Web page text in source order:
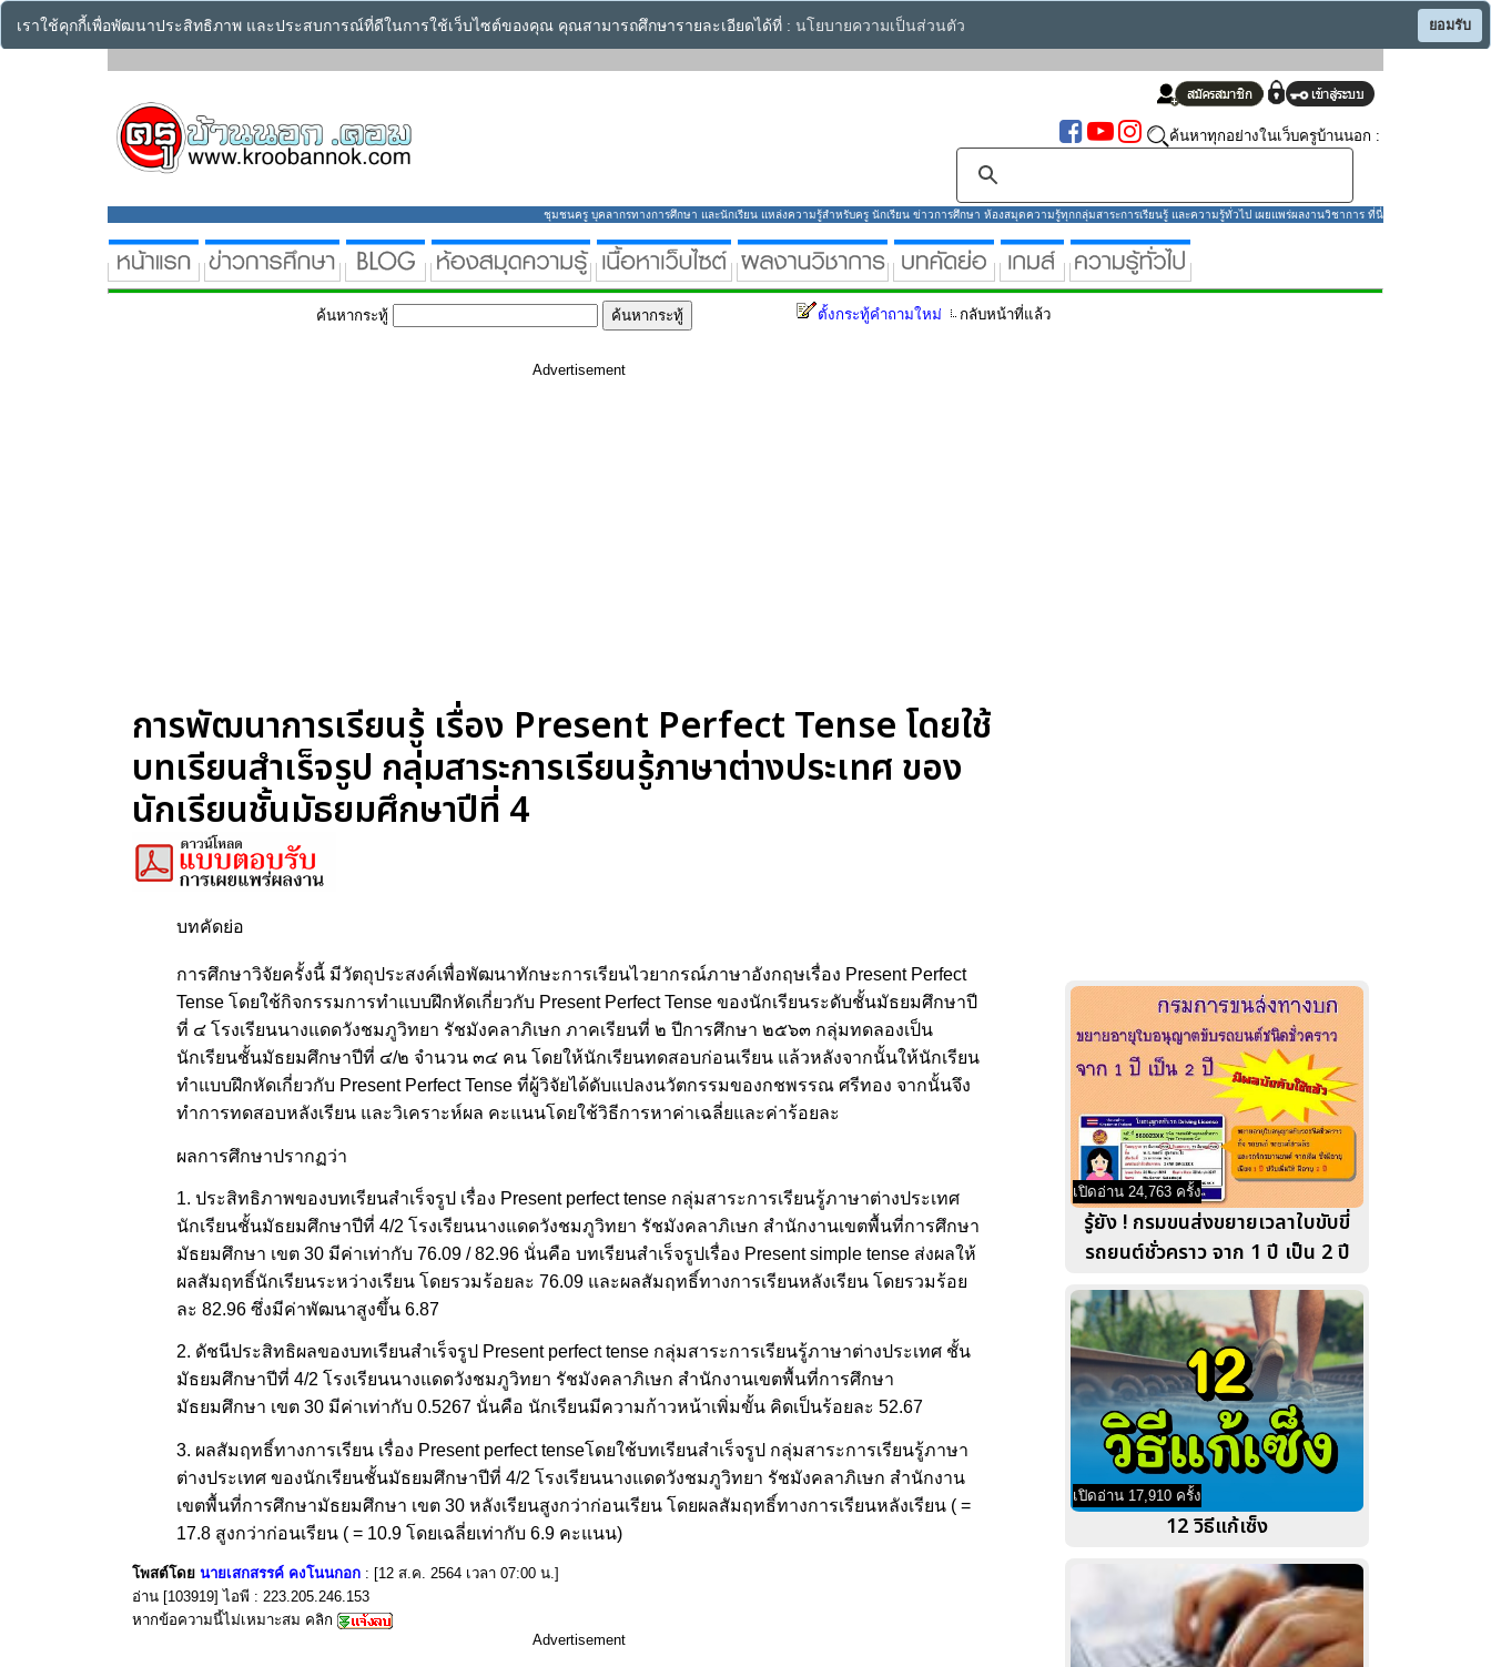
เราใช้คุกกี้เพื่อพัฒนาประสิทธิภาพ และประสบการณ์ที่ดีในการใช้เว็บไซต์ของคุณ คุณสามารถศึกษารายละเอียดได้ที่ : นโยบายความเป็นส่วนตัว ยอมรับ
ค้นหาทุกอย่างในเว็บครูบ้านนอก :
ชุมชนครู บุคลากรทางการศึกษา และนักเรียน แหล่งความรู้สำหรับครู นักเรียน ข่าวการศึกษา ห้องสมุดความรู้ทุกกลุ่มสาระการเรียนรู้ และความรู้ทั่วไป เผยแพร่ผลงานวิชาการ ที่นี่
ค้นหากระทู้ ตั้งกระทู้คำถามใหม่ กลับหน้าที่แล้ว
Advertisement
การพัฒนาการเรียนรู้ เรื่อง Present Perfect Tense โดยใช้
บทเรียนสำเร็จรูป กลุ่มสาระการเรียนรู้ภาษาต่างประเทศ ของ
นักเรียนชั้นมัธยมศึกษาปีที่ 4
บทคัดย่อ
การศึกษาวิจัยครั้งนี้ มีวัตถุประสงค์เพื่อพัฒนาทักษะการเรียนไวยากรณ์ภาษาอังกฤษเรื่อง Present Perfect
Tense โดยใช้กิจกรรมการทำแบบฝึกหัดเกี่ยวกับ Present Perfect Tense ของนักเรียนระดับชั้นมัธยมศึกษาปี
ที่ ๔ โรงเรียนนางแดดวังชมภูวิทยา รัชมังคลาภิเษก ภาคเรียนที่ ๒ ปีการศึกษา ๒๕๖๓ กลุ่มทดลองเป็น
นักเรียนชั้นมัธยมศึกษาปีที่ ๔/๒ จำนวน ๓๔ คน โดยให้นักเรียนทดสอบก่อนเรียน แล้วหลังจากนั้นให้นักเรียน
ทำแบบฝึกหัดเกี่ยวกับ Present Perfect Tense ที่ผู้วิจัยได้ดับแปลงนวัตกรรมของกชพรรณ ศรีทอง จากนั้นจึง
ทำการทดสอบหลังเรียน และวิเคราะห์ผล คะแนนโดยใช้วิธีการหาค่าเฉลี่ยและค่าร้อยละ
ผลการศึกษาปรากฏว่า
1. ประสิทธิภาพของบทเรียนสำเร็จรูป เรื่อง Present perfect tense กลุ่มสาระการเรียนรู้ภาษาต่างประเทศ
นักเรียนชั้นมัธยมศึกษาปีที่ 4/2 โรงเรียนนางแดดวังชมภูวิทยา รัชมังคลาภิเษก สำนักงานเขตพื้นที่การศึกษา
มัธยมศึกษา เขต 30 มีค่าเท่ากับ 76.09 / 82.96 นั่นคือ บทเรียนสำเร็จรูปเรื่อง Present simple tense ส่งผลให้
ผลสัมฤทธิ์นักเรียนระหว่างเรียน โดยรวมร้อยละ 76.09 และผลสัมฤทธิ์ทางการเรียนหลังเรียน โดยรวมร้อย
ละ 82.96 ซึ่งมีค่าพัฒนาสูงขึ้น 6.87
2. ดัชนีประสิทธิผลของบทเรียนสำเร็จรูป Present perfect tense กลุ่มสาระการเรียนรู้ภาษาต่างประเทศ ชั้น
มัธยมศึกษาปีที่ 4/2 โรงเรียนนางแดดวังชมภูวิทยา รัชมังคลาภิเษก สำนักงานเขตพื้นที่การศึกษา
มัธยมศึกษา เขต 30 มีค่าเท่ากับ 0.5267 นั่นคือ นักเรียนมีความก้าวหน้าเพิ่มขั้น คิดเป็นร้อยละ 52.67
3. ผลสัมฤทธิ์ทางการเรียน เรื่อง Present perfect tenseโดยใช้บทเรียนสำเร็จรูป กลุ่มสาระการเรียนรู้ภาษา
ต่างประเทศ ของนักเรียนชั้นมัธยมศึกษาปีที่ 4/2 โรงเรียนนางแดดวังชมภูวิทยา รัชมังคลาภิเษก สำนักงาน
เขตพื้นที่การศึกษามัธยมศึกษา เขต 30 หลังเรียนสูงกว่าก่อนเรียน โดยผลสัมฤทธิ์ทางการเรียนหลังเรียน ( =
17.8 สูงกว่าก่อนเรียน ( = 10.9 โดยเฉลี่ยเท่ากับ 6.9 คะแนน)
โพสต์โดย นายเสกสรรค์ คงโนนกอก : [12 ส.ค. 2564 เวลา 07:00 น.]
อ่าน [103919] ไอพี : 223.205.246.153
หากข้อความนี้ไม่เหมาะสม คลิก
Advertisement
เปิดอ่าน 24,763 ครั้ง
รู้ยัง ! กรมขนส่งขยายเวลาใบขับขี่
รถยนต์ชั่วคราว จาก 1 ปี เป็น 2 ปี
เปิดอ่าน 17,910 ครั้ง
12 วิธีแก้เซ็ง